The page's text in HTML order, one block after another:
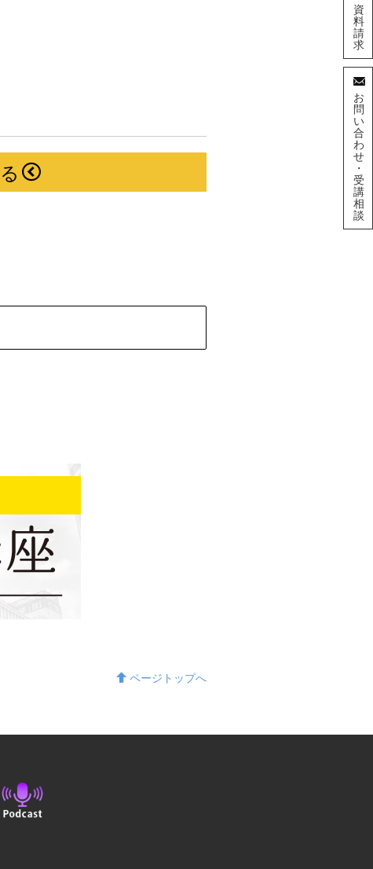
ページトップへ
資
料
請
求
お
問
い
合
わ
せ
・
受
講
相
談